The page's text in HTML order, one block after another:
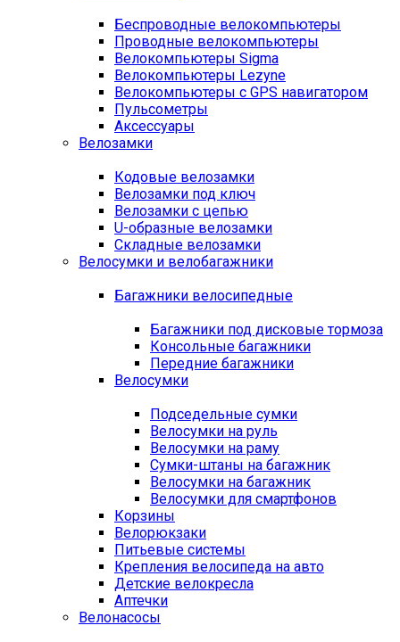
Беспроводные велокомпьютеры
Проводные велокомпьютеры
Велокомпьютеры Sigma
Велокомпьютеры Lezyne
Велокомпьютеры с GPS навигатором
Пульсометры
Аксессуары
Велозамки
Кодовые велозамки
Велозамки под ключ
Велозамки с цепью
U-образные велозамки
Складные велозамки
Велосумки и велобагажники
Багажники велосипедные
Багажники под дисковые тормоза
Консольные багажники
Передние багажники
Велосумки
Подседельные сумки
Велосумки на руль
Велосумки на раму
Сумки-штаны на багажник
Велосумки на багажник
Велосумки для смартфонов
Корзины
Велорюкзаки
Питьевые системы
Крепления велосипеда на авто
Детские велокресла
Аптечки
Велонасосы